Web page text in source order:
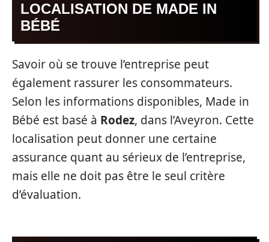
LOCALISATION DE MADE IN
BÉBÉ
Savoir où se trouve l’entreprise peut
également rassurer les consommateurs.
Selon les informations disponibles, Made in
Bébé est basé à Rodez, dans l’Aveyron. Cette
localisation peut donner une certaine
assurance quant au sérieux de l’entreprise,
mais elle ne doit pas être le seul critère
d’évaluation.